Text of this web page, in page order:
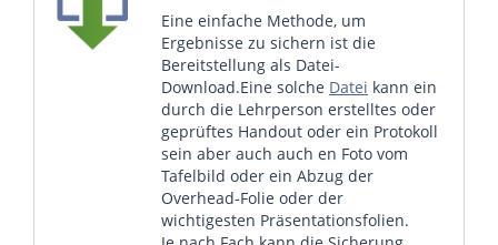
Eine einfache Methode, um
Ergebnisse zu sichern ist die
Bereitstellung als Datei-
Download.Eine solche Datei kann ein
durch die Lehrperson erstelltes oder
geprüftes Handout oder ein Protokoll
sein aber auch auch en Foto vom
Tafelbild oder ein Abzug der
Overhead-Folie oder der
wichtigesten Präsentationsfolien.